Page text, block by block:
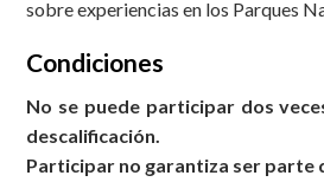
sobre experiencias en los Parques
Condiciones
No se puede participar dos
descalificación.
Participar no garantiza ser parte